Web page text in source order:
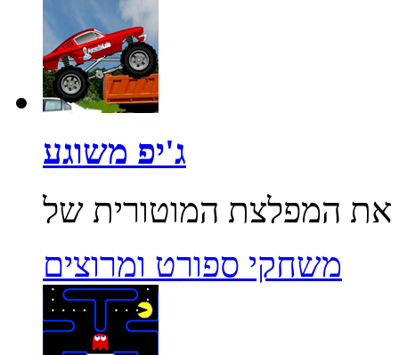
ג'יפ משוגע
משחקי ספורט ומרוצים